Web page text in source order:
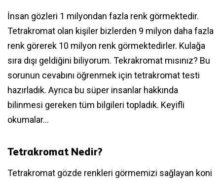
İnsan gözleri 1 milyondan fazla renk görmektedir.
Tetrakromat olan kişiler bizlerden 9 milyon daha fazla
renk görerek 10 milyon renk görmektedirler. Kulağa
sıra dışı geldiğini biliyorum. Tekrakromat mısınız? Bu
sorunun cevabını öğrenmek için tetrakromat testi
hazırladık. Ayrıca bu süper insanlar hakkında
bilinmesi gereken tüm bilgileri topladık. Keyifli
okumalar…
Tetrakromat Nedir?
Tetrakromat gözde renkleri görmemizi sağlayan koni